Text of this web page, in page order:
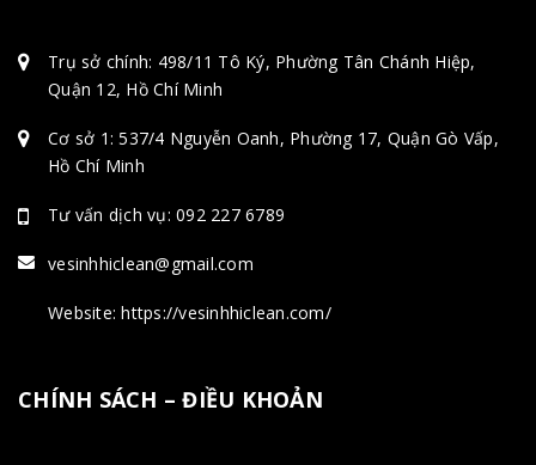
Trụ sở chính: 498/11 Tô Ký, Phường Tân Chánh Hiệp,
Quận 12, Hồ Chí Minh
Cơ sở 1: 537/4 Nguyễn Oanh, Phường 17, Quận Gò Vấp,
Hồ Chí Minh
Tư vấn dịch vụ: 092 227 6789
vesinhhiclean@gmail.com
Website: https://vesinhhiclean.com/
CHÍNH SÁCH – ĐIỀU KHOẢN